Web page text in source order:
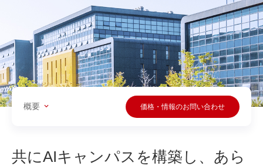
概要 価格・情報のお問い合わせ
共にAIキャンパスを構築し、あら